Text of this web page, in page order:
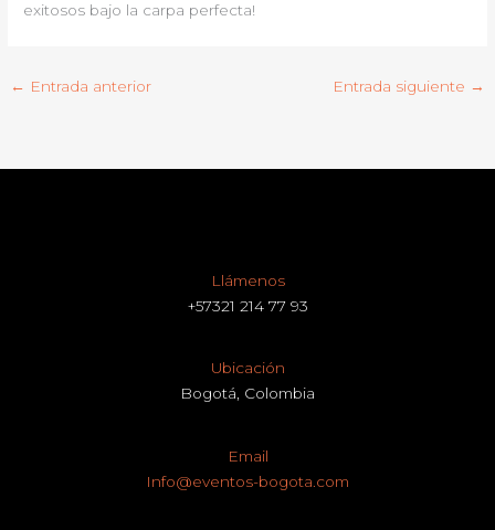
exitosos bajo la carpa perfecta!
← Entrada anterior Entrada siguiente →
Llámenos
+57321 214 77 93
Ubicación
Bogotá, Colombia
Email
Info@eventos-bogota.com